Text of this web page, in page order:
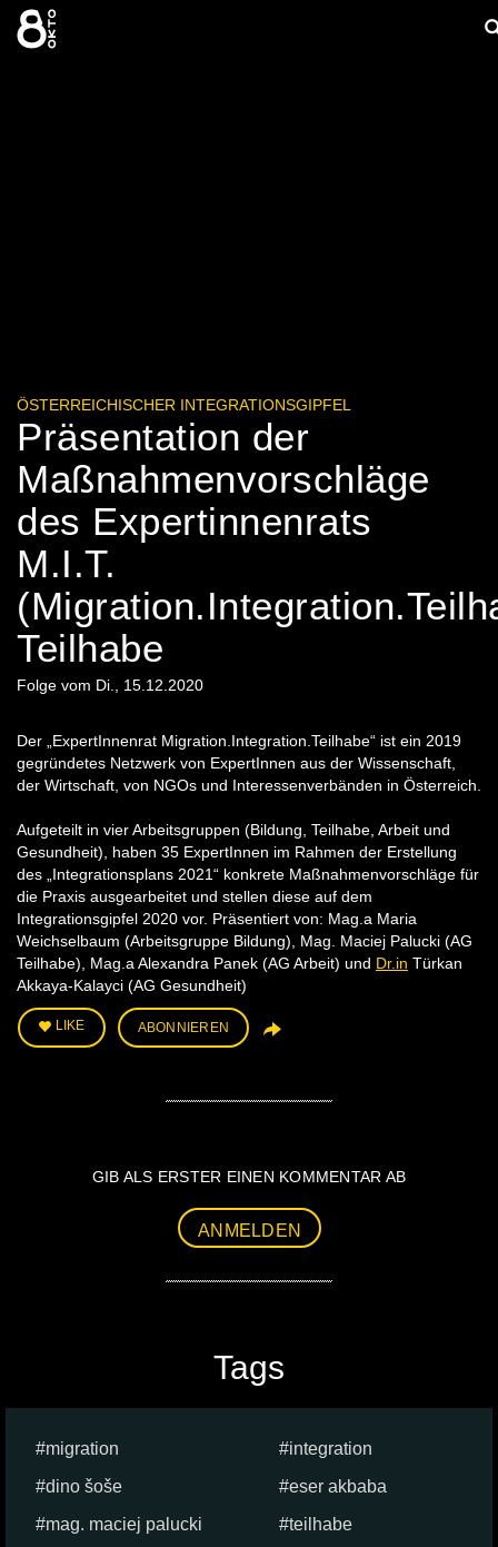
Zum
Inhalt
springen
ÖSTERREICHISCHER INTEGRATIONSGIPFEL
Präsentation der
Maßnahmenvorschläge
des Expertinnenrats
M.I.T.
Teilhabe
Folge vom Di., 15.12.2020
Der „ExpertInnenrat Migration.Integration.Teilhabe“ ist ein 2019
gegründetes Netzwerk von ExpertInnen aus der Wissenschaft,
der Wirtschaft, von NGOs und Interessenverbänden in Österreich.
Aufgeteilt in vier Arbeitsgruppen (Bildung, Teilhabe, Arbeit und
Gesundheit), haben 35 ExpertInnen im Rahmen der Erstellung
des „Integrationsplans 2021“ konkrete Maßnahmenvorschläge für
die Praxis ausgearbeitet und stellen diese auf dem
Integrationsgipfel 2020 vor. Präsentiert von: Mag.a Maria
Weichselbaum (Arbeitsgruppe Bildung), Mag. Maciej Palucki (AG
Teilhabe), Mag.a Alexandra Panek (AG Arbeit) und Dr.in Türkan
Akkaya-Kalayci (AG Gesundheit)
LIKE ABONNIEREN
GIB ALS ERSTER EINEN KOMMENTAR AB
ANMELDEN
Tags
migration
integration
dino šoše
eser akbaba
mag. maciej palucki
teilhabe